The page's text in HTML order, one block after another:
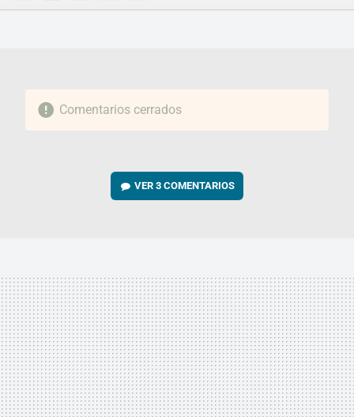
FACEBOOKTWITTERFLIPBOARD
E-
WHATSAPP
Comentarios cerrados
VER3 COMENTARIOS